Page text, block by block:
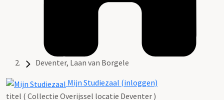
Deventer, Laan van Borgele
Mijn Studiezaal (inloggen)
titel ( Collectie Overijssel locatie Deventer )